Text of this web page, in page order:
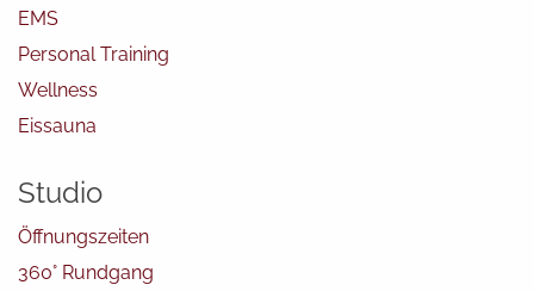
EMS
Personal Training
Wellness
Eissauna
Studio
Öffnungszeiten
360° Rundgang